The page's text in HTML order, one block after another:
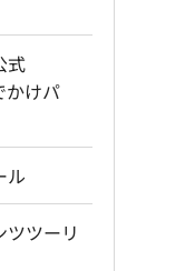
式
かけパ
ル
ツーリ